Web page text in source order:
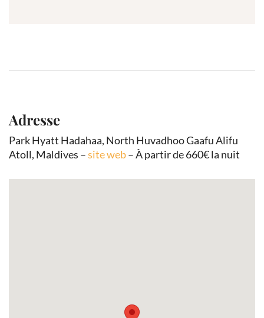
Adresse
Park Hyatt Hadahaa, North Huvadhoo Gaafu Alifu
Atoll, Maldives –site web– À partir de 660€ la nuit